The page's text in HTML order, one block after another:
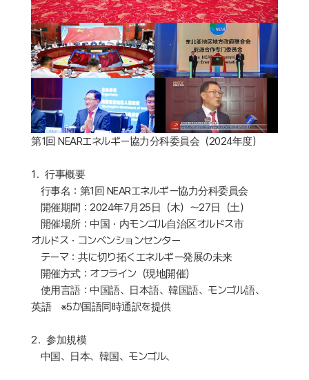
第1回 NEARエネルギー協力分科委員会（2024年度）
1．行事概要
行事名：第1回 NEARエネルギー協力分科委員会
開催期間：2024年7月25日（木）～27日（土）
開催場所：中国・内モンゴル自治区オルドス市
オルドス・コンベンションセンター
テーマ：共に切り拓くエネルギー発展の未来
開催方式：オフライン（現地開催）
使用言語：中国語、日本語、韓国語、モンゴル語、
英語 ※5か国語同時通訳を提供
2．参加規模
中国、日本、韓国、モンゴル、